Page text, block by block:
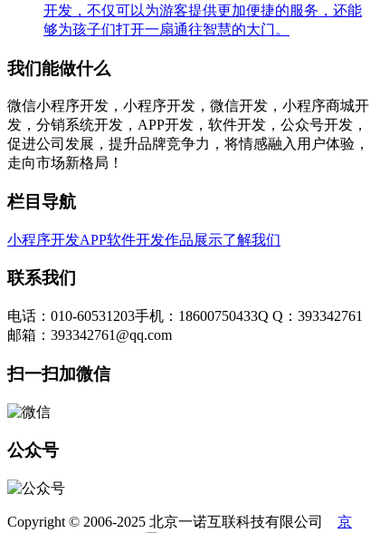
开发，不仅可以为游客提供更加便捷的服务，还能
够为孩子们打开一扇通往智慧的大门。
我们能做什么
微信小程序开发，小程序开发，微信开发，小程序商城开
发，分销系统开发，APP开发，软件开发，公众号开发，
促进公司发展，提升品牌竞争力，将情感融入用户体验，
走向市场新格局！
栏目导航
小程序开发APP软件开发作品展示了解我们
联系我们
电话：010-60531203手机：18600750433Q Q：393342761
邮箱：393342761@qq.com
扫一扫加微信
公众号
Copyright © 2006-2025 北京一诺互联科技有限公司 京